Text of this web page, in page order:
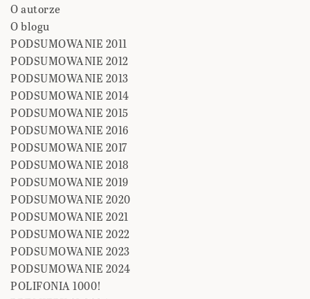
O autorze
O blogu
PODSUMOWANIE 2011
PODSUMOWANIE 2012
PODSUMOWANIE 2013
PODSUMOWANIE 2014
PODSUMOWANIE 2015
PODSUMOWANIE 2016
PODSUMOWANIE 2017
PODSUMOWANIE 2018
PODSUMOWANIE 2019
PODSUMOWANIE 2020
PODSUMOWANIE 2021
PODSUMOWANIE 2022
PODSUMOWANIE 2023
PODSUMOWANIE 2024
POLIFONIA 1000!